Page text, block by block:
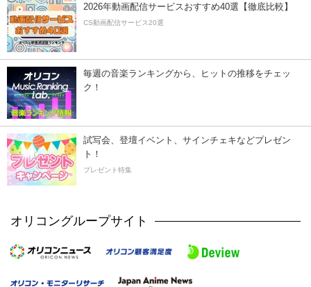
2026年動画配信サービスおすすめ40選【徹底比較】
CS動画配信サービス20選
毎週の音楽ランキングから、ヒットの推移をチェッ
ク！
試写会、登壇イベント、サインチェキなどプレゼン
ト！
プレゼント特集
オリコングループサイト